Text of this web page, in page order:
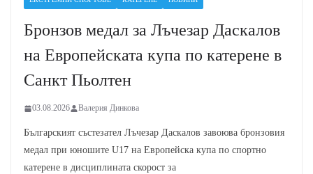
Бронзов медал за Лъчезар Даскалов
на Европейската купа по катерене в
Санкт Пьолтен
03.08.2026 Валерия Динкова
Българският състезател Лъчезар Даскалов завоюва бронзовия
медал при юношите U17 на Европейска купа по спортно
катерене в дисциплината скорост за